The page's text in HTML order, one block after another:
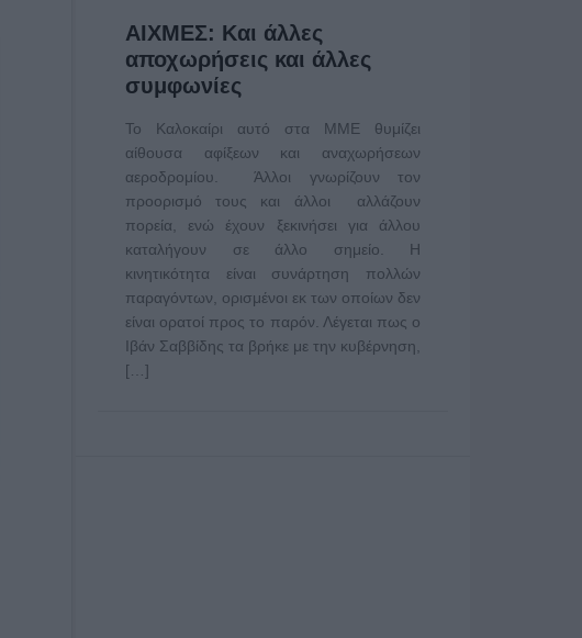
ΑΙΧΜΕΣ: Και άλλες
αποχωρήσεις και άλλες
συμφωνίες
Το Καλοκαίρι αυτό στα ΜΜΕ θυμίζει
αίθουσα αφίξεων και αναχωρήσεων
αεροδρομίου. Άλλοι γνωρίζουν τον
προορισμό τους και άλλοι αλλάζουν
πορεία, ενώ έχουν ξεκινήσει για άλλου
καταλήγουν σε άλλο σημείο. Η
κινητικότητα είναι συνάρτηση πολλών
παραγόντων, ορισμένοι εκ των οποίων δεν
είναι ορατοί προς το παρόν. Λέγεται πως ο
Ιβάν Σαββίδης τα βρήκε με την κυβέρνηση,
[…]